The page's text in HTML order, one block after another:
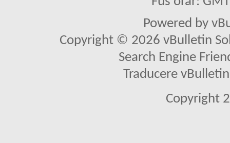
Powered by
Copyright © 2026 vBulletin
Search Engine
Traducere
Copyright